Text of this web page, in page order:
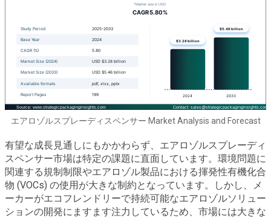
エアロゾルスプレーディスペンサー Market Analysis and Forecast
有望な成長見通しにもかかわらず、エアロゾルスプレーディ
スペンサー市場は特定の課題に直面しています。環境問題に
関連する規制制限やエアロゾル製品における揮発性有機化合
物 (VOCs) の使用が大きな制約となっています。しかし、メ
ーカーがエコフレンドリーで持続可能なエアロゾルソリュー
ションの開発にますます注力しているため、市場には大きな